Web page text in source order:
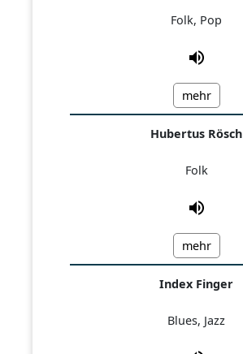
Folk, Pop
mehr
Hubertus Rösch
Folk
mehr
Index Finger
Blues, Jazz